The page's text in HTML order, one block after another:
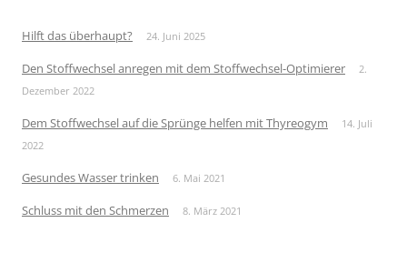
Hilft das überhaupt? 24. Juni 2025
Den Stoffwechsel anregen mit dem Stoffwechsel-Optimierer
2.
Dezember 2022
Dem Stoffwechsel auf die Sprünge helfen mit Thyreogym
14. Juli
2022
Gesundes Wasser trinken 6. Mai 2021
Schluss mit den Schmerzen 8. März 2021